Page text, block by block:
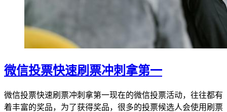
微信投票快速刷票冲刺拿第一
微信投票快速刷票冲刺拿第一现在的微信投票活动，往往都有
着丰富的奖品，为了获得奖品，很多的投票候选人会使用刷票